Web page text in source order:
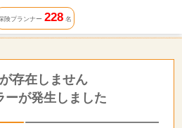
険プランナー 228名
存在しません
ーが発生しました